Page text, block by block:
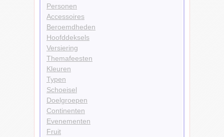
Personen
Accessoires
Beroemdheden
Hoofddeksels
Versiering
Themafeesten
Kleuren
Typen
Schoeisel
Doelgroepen
Continenten
Evenementen
Fruit